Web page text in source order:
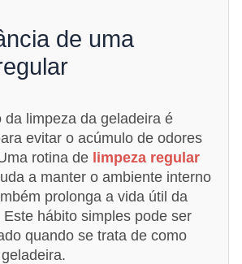
de uma
da limpeza da geladeira é
evitar o acúmulo de odores
rotina de limpeza regular
a manter o ambiente interno
prolonga a vida útil da
hábito simples pode ser
quando se trata de como